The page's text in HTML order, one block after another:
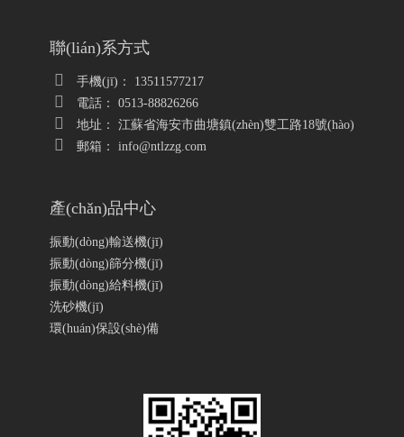
聯(lián)系方式
手機(jī)： 13511577217
電話： 0513-88826266
地址： 江蘇省海安市曲塘鎮(zhèn)雙工路18號(hào)
郵箱： info@ntlzzg.com
產(chǎn)品中心
振動(dòng)輸送機(jī)
振動(dòng)篩分機(jī)
振動(dòng)給料機(jī)
洗砂機(jī)
環(huán)保設(shè)備